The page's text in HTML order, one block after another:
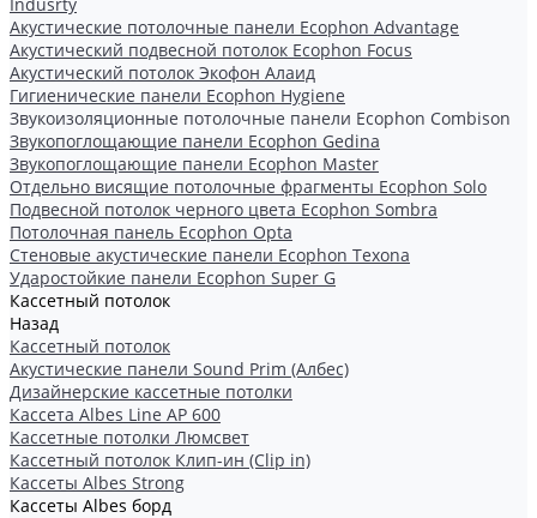
Акустические потолочные панели Ecophon Advantage
Акустический подвесной потолок Ecophon Focus
Акустический потолок Экофон Алаид
Гигиенические панели Ecophon Hygiene
Звукоизоляционные потолочные панели Ecophon Combison
Звукопоглощающие панели Ecophon Gedina
Звукопоглощающие панели Ecophon Master
Отдельно висящие потолочные фрагменты Ecophon Solo
Подвесной потолок черного цвета Ecophon Sombra
Потолочная панель Ecophon Opta
Стеновые акустические панели Ecophon Texona
Ударостойкие панели Ecophon Super G
Кассетный потолок
Назад
Кассетный потолок
Акустические панели Sound Prim (Албес)
Дизайнерские кассетные потолки
Кассета Albes Line AP 600
Кассетные потолки Люмсвет
Кассетный потолок Клип-ин (Clip in)
Кассеты Albes Strong
Кассеты Albes борд